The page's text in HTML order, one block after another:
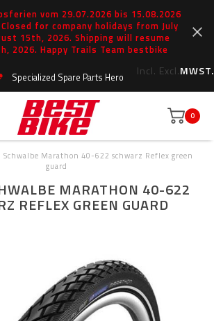
vom 29.07.2026 bis 15.08.2026
for company holidays from July
15th, 2026. Shipping will resume
2026. Happy Trails Team bestbike
Incl. Excl.MWST.
Specialized Spare Parts Hero
0
Schwalbe Marathon 40-622 schwarz Reflex green
guard
MARATHON 40-622
REFLEX GREEN GUARD